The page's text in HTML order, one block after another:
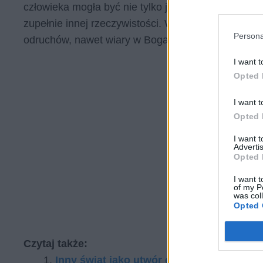
I want
Opted
I want
Opted
I want
Opted
I want
of my
was
Opted
człowieka mogła być nie tylko jego
zupełnie innej rzeczywistości. Warunki obozowe
odruchów, nawet wiary w Boga.
Czytaj także:
Inny świat jako utwór o sile i słabości